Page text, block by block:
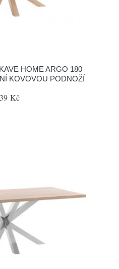
HOME ARGO 180
KOVOVOU PODNOŽÍ
Kč